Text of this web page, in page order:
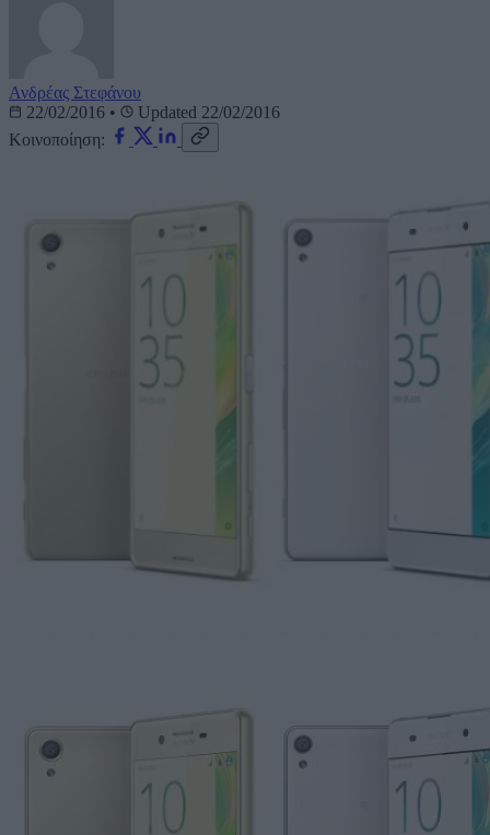
Ανδρέας Στεφάνου
22/02/2016 •
Updated 22/02/2016
Κοινοποίηση: